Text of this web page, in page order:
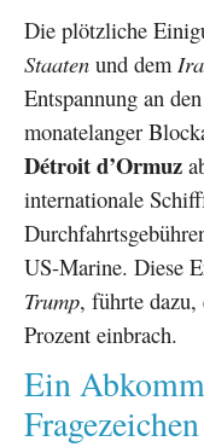
Die plötzliche
Staaten und dem
Entspannung an
monatelanger
Détroit d’Ormuz
internationale
US-Marine. Diese
Trump, führte
Prozent einbrach.
Ein
Fragezeichen